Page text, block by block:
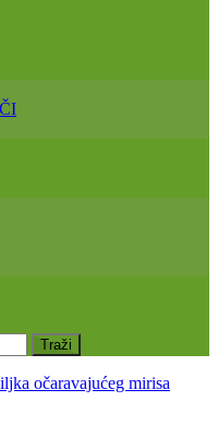
očaravajućeg mirisa